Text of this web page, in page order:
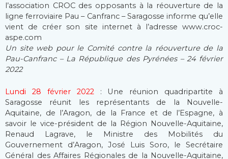
l’association CROC des opposants à la réouverture de la
ligne ferroviaire Pau – Canfranc – Saragosse informe qu’elle
vient de créer son site internet à l’adresse www.croc-
aspe.com
Un site web pour le Comité contre la réouverture de la
Pau-Canfranc – La République des Pyrénées – 24 février
2022
Lundi 28 février 2022: Une réunion quadripartite à
Saragosse réunit les représentants de la Nouvelle-
Aquitaine, de l’Aragon, de la France et de l’Espagne, à
savoir le vice-président de la Région Nouvelle-Aquitaine,
Renaud Lagrave, le Ministre des Mobilités du
Gouvernement d’Aragon, José Luis Soro, le Secrétaire
Général des Affaires Régionales de la Nouvelle-Aquitaine,